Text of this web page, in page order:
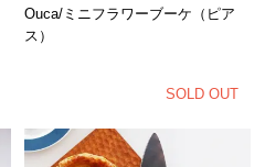
Ouca/ミニフラワーブーケ（ピア
ス）
SOLD OUT